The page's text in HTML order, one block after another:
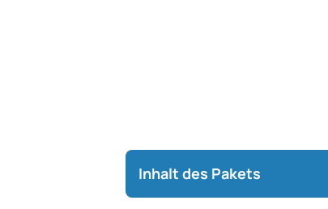
Inhalt des Pakets